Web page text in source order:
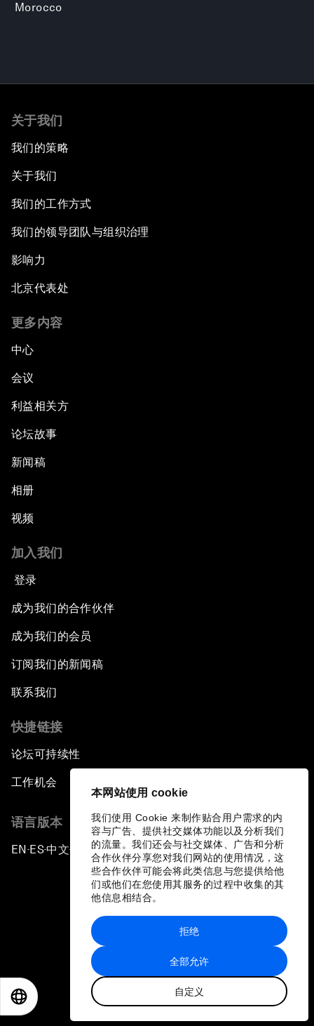
本网站使用 cookie
我们使用 Cookie 来制作贴合用户需求的内
容与广告、提供社交媒体功能以及分析我们
的流量。我们还会与社交媒体、广告和分析
合作伙伴分享您对我们网站的使用情况，这
些合作伙伴可能会将此类信息与您提供给他
们或他们在您使用其服务的过程中收集的其
他信息相结合。
全部允许
自定义
拒绝
Morocco
关于我们
我们的策略
关于我们
我们的工作方式
我们的领导团队与组织治理
影响力
北京代表处
更多内容
中心
会议
利益相关方
论坛故事
新闻稿
相册
视频
加入我们
登录
成为我们的合作伙伴
成为我们的会员
订阅我们的新闻稿
联系我们
快捷链接
论坛可持续性
工作机会
语言版本
EN ▪ES▪中文▪ 日本語
站点地图
世界经济论坛